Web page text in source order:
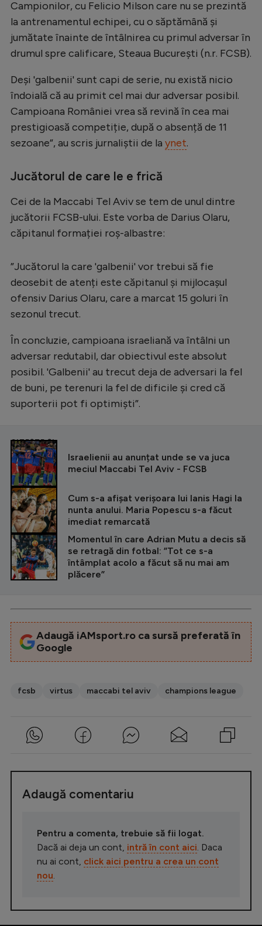
Alte sporturi
JO 2024
Intră în cont
Campionilor, cu Felicio Milson care nu se prezintă
la antrenamentul echipei, cu o săptămână și
jumătate înainte de întâlnirea cu primul adversar în
drumul spre calificare, Steaua Bucureşti (n.r. FCSB).
Deși 'galbenii' sunt capi de serie, nu există nicio
îndoială că au primit cel mai dur adversar posibil.
Campioana României vrea să revină în cea mai
prestigioasă competiție, după o absență de 11
sezoane”, au scris jurnaliștii de la ynet.
Jucătorul de care le e frică
Cei de la Maccabi Tel Aviv se tem de unul dintre
jucătorii FCSB-ului. Este vorba de Darius Olaru,
căpitanul formației roș-albastre:
”Jucătorul la care 'galbenii' vor trebui să fie
deosebit de atenți este căpitanul și mijlocașul
ofensiv Darius Olaru, care a marcat 15 goluri în
sezonul trecut.
În concluzie, campioana israeliană va întâlni un
adversar redutabil, dar obiectivul este absolut
posibil. 'Galbenii' au trecut deja de adversari la fel
de buni, pe terenuri la fel de dificile și cred că
suporterii pot fi optimiști”.
CITEȘTE ȘI
Israelienii au anunțat unde se va juca
meciul Maccabi Tel Aviv - FCSB
Cum s-a afișat verișoara lui Ianis Hagi la
nunta anului. Maria Popescu s-a făcut
imediat remarcată
Momentul în care Adrian Mutu a decis să
se retragă din fotbal: ”Tot ce s-a
întâmplat acolo a făcut să nu mai am
plăcere”
Adaugă iAMsport.ro ca sursă preferată în
Google
fcsb virtus maccabi tel aviv champions league
Adaugă comentariu
Pentru a comenta, trebuie să fii logat.
Dacă ai deja un cont, intră în cont aici . Daca
nu ai cont, click aici pentru a crea un cont
nou